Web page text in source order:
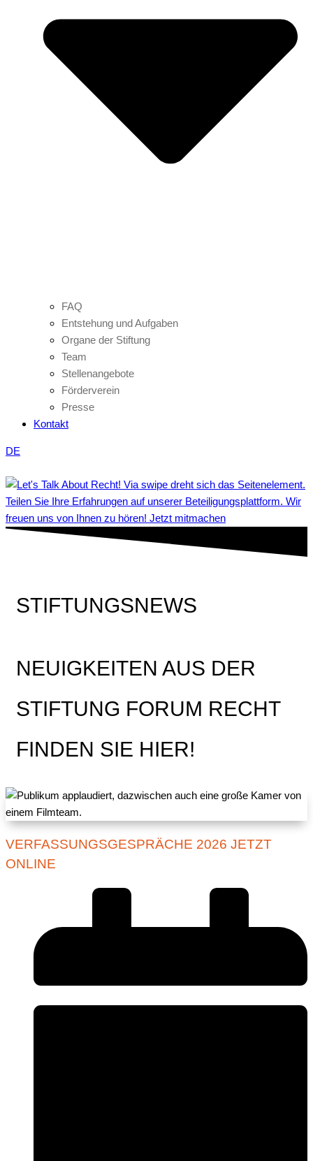
FAQ
Entstehung und Aufgaben
Organe der Stiftung
Team
Stellenangebote
Förderverein
Presse
Kontakt
DE
Teilen Sie Ihre Erfahrungen auf unserer Beteiligungsplattform. Wir
freuen uns von Ihnen zu hören! Jetzt mitmachen
STIFTUNGSNEWS
NEUIGKEITEN AUS DER
STIFTUNG FORUM RECHT
FINDEN SIE HIER!
VERFASSUNGSGESPRÄCHE 2026 JETZT
ONLINE